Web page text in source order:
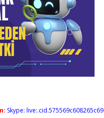
Skype: live:.cid.575569c608265c69